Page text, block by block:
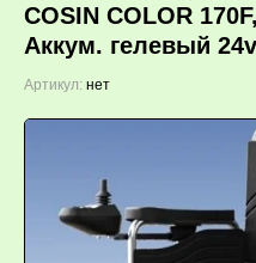
COSIN COLOR
Аккум. гелевый
Артикул: нет